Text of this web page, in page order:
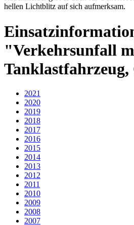
hellen Lichtblitz auf sich aufmerksam.
"Verkehrsunfall
2021
2020
2019
2018
2017
2016
2015
2014
2013
2012
2011
2010
2009
2008
2007